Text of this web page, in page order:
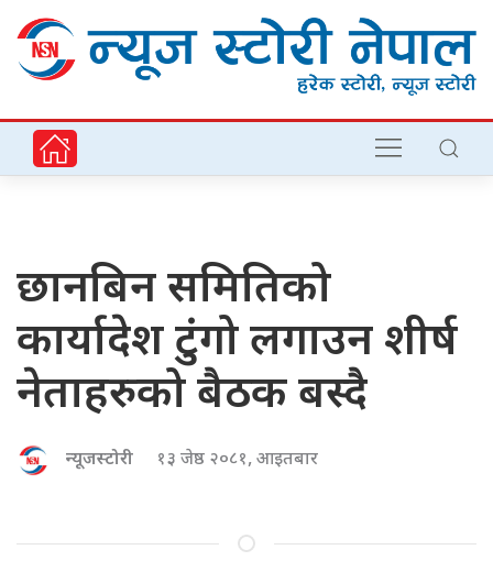
छानबिन समितिको
कार्यादेश टुंगो लगाउन शीर्ष
नेताहरुको बैठक बस्दै
न्यूजस्टोरी १३ जेष्ठ २०८१, आइतबार